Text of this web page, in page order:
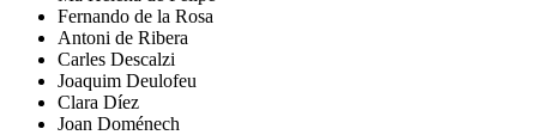
Fernando de la Rosa
Antoni de Ribera
Carles Descalzi
Joaquim Deulofeu
Clara Díez
Joan Doménech